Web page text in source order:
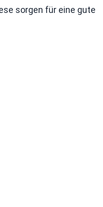
sorgen für eine gute